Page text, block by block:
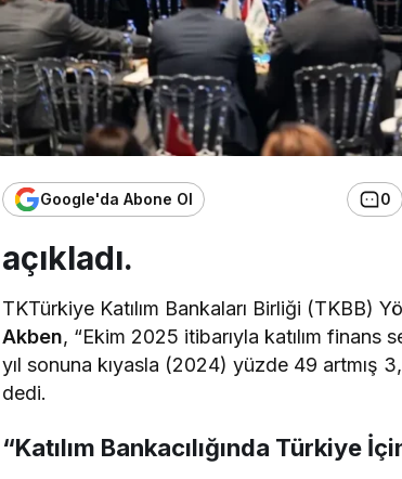
Google'da Abone Ol 0
açıkladı.
TKTürkiye Katılım Bankaları Birliği (TKBB)
Akben, “Ekim 2025 itibarıyla katılım
yıl sonuna kıyasla (2024) yüzde 49 artmış
dedi.
“Katılım Bankacılığında Türkiye